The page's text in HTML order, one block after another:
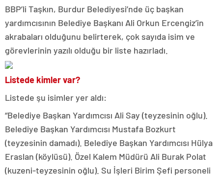
BBP’li Taşkın, Burdur Belediyesi’nde üç başkan
yardımcısının Belediye Başkanı Ali Orkun Ercengiz’in
akrabaları olduğunu belirterek, çok sayıda isim ve
görevlerinin yazılı olduğu bir liste hazırladı.
Listede kimler var?
Listede şu isimler yer aldı:
“Belediye Başkan Yardımcısı Ali Say (teyzesinin oğlu).
Belediye Başkan Yardımcısı Mustafa Bozkurt
(teyzesinin damadı). Belediye Başkan Yardımcısı Hülya
Eraslan (köylüsü). Özel Kalem Müdürü Ali Burak Polat
(kuzeni-teyzesinin oğlu). Su İşleri Birim Şefi personeli